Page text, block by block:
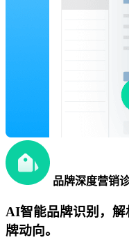
品牌深度营销
AI智能品牌识别，
牌动向。